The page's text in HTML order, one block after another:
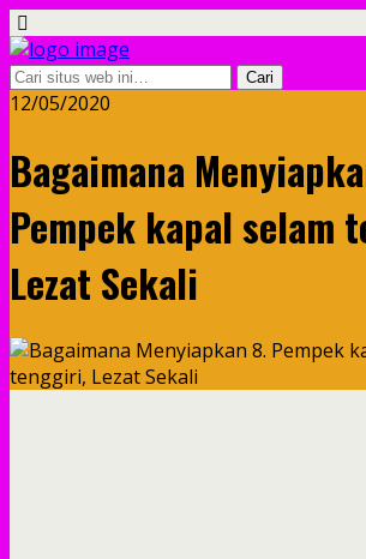
12/05/2020
Bagaimana
Pempek kapal selam
Lezat Sekali